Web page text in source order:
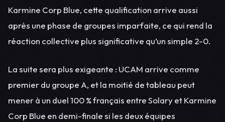
Karmine Corp Blue, cette qualification arrive aussi
après une phase de groupes imparfaite, ce qui rend la
réaction collective plus significative qu’un simple 2-0.
La suite sera plus exigeante : UCAM arrive comme
premier du groupe A, et la moitié de tableau peut
mener à un duel 100 % français entre Solary et Karmine
Corp Blue en demi-finale si les deux équipes